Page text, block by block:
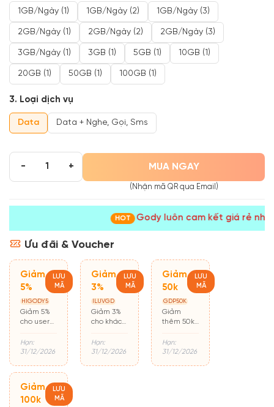
1GB/ngày (1) 1GB/ngày (2) 1GB/ngày (3)
2GB/ngày (1) 2GB/ngày (2) 2GB/ngày (3)
3GB/ngày (1) 3GB (1) 5GB (1) 10GB (1)
20GB (1) 50GB (1) 100GB (1)
3. Loại dịch vụ
Data Data + Nghe, Gọi, Sms
- + MUA NGAY
(Nhận mã QR qua Email)
HOT Gody luôn cam kết giá rẻ
Ưu đãi & Voucher
Giảm
5%
LƯU
MÃ
HIGODY5
Giảm 5%
cho user
hàng lần
đầu
Hạn:
31/12/2026
Giảm
3%
LƯU
MÃ
ILUVGD
Giảm 3%
cho khách
Hạn:
31/12/2026
Giảm
50k
LƯU
MÃ
GDP50K
Giảm
thêm 50k
500k
Hạn:
31/12/2026
Giảm
100k
LƯU
MÃ